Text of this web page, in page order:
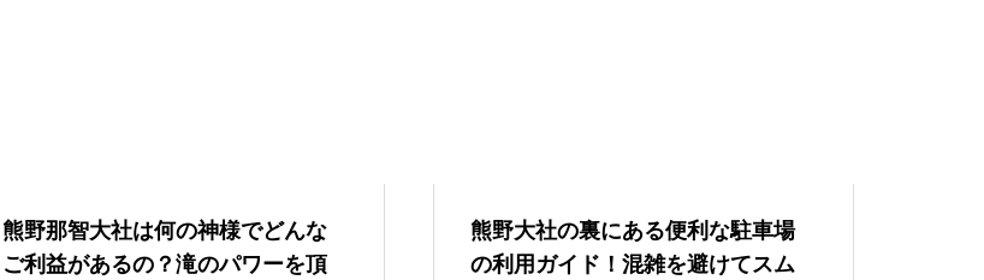
熊野那智大社は何の神様でどんな
ご利益があるの？滝のパワーを頂
熊野大社の裏にある便利な駐車場
の利用ガイド！混雑を避けてスム